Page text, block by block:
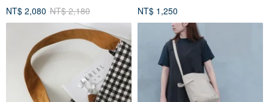
NT$ 2,080 NT$ 2,180
NT$ 1,250